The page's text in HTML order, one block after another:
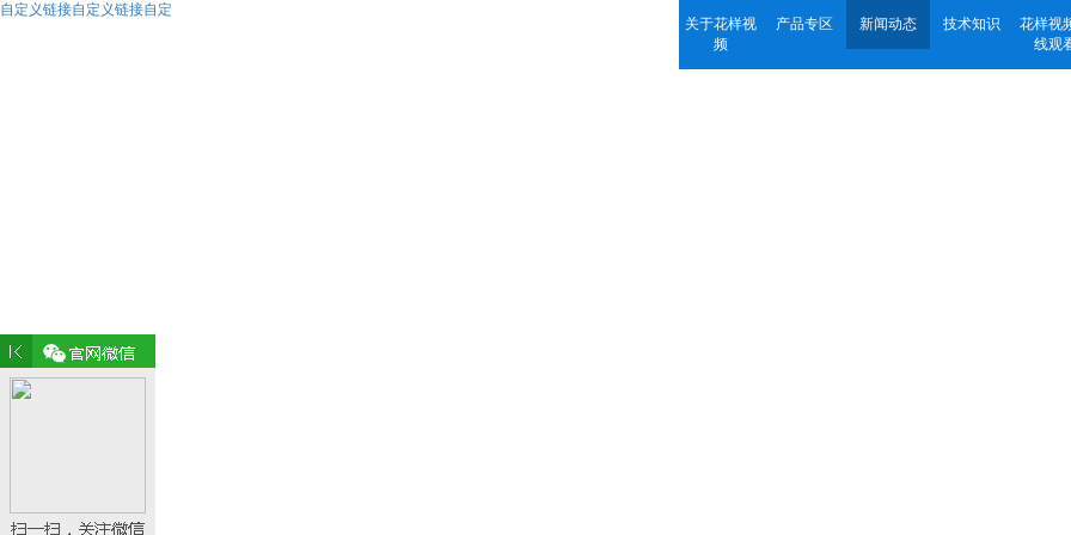
自定义链接自定义链接自定
关于花样视
频
产品专区 新闻动态 技术知识
花样视
线观